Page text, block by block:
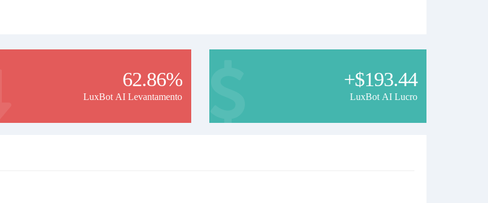
62.86%
LuxBot AI Levantamento
+$193.44
LuxBot AI Lucro